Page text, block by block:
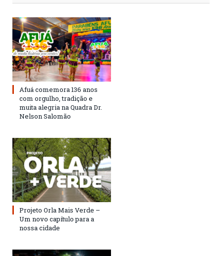
Afuá comemora 136 anos
com orgulho, tradição e
muita alegria na Quadra Dr.
Nelson Salomão
Projeto Orla Mais Verde –
Um novo capítulo para a
nossa cidade